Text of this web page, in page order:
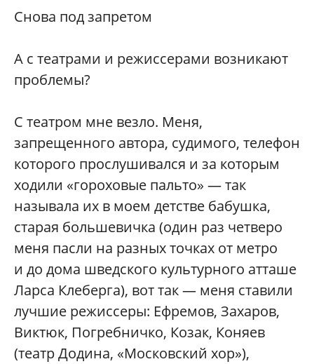
Снова под запретом
А с театрами и режиссерами возникают
проблемы?
С театром мне везло. Меня,
запрещенного автора, судимого, телефон
которого прослушивался и за которым
ходили «гороховые пальто» — так
называла их в моем детстве бабушка,
старая большевичка (один раз четверо
меня пасли на разных точках от метро
и до дома шведского культурного атташе
Ларса Клеберга), вот так — меня ставили
лучшие режиссеры: Ефремов, Захаров,
Виктюк, Погребничко, Козак, Коняев
(театр Додина, «Московский хор»),